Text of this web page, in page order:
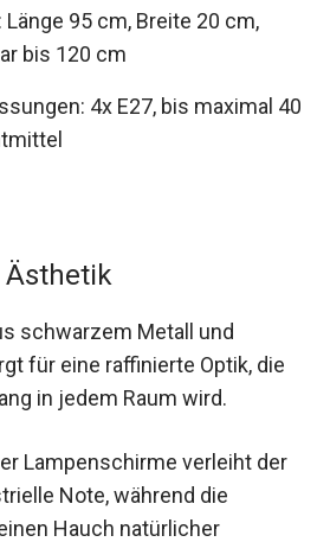
95 cm, Breite 20 cm,
bis 120 cm
4x E27, bis maximal 40
Ästhetik
schwarzem Metall und
für eine raffinierte Optik, die
in jedem Raum wird.
Lampenschirme verleiht der
Note, während die
Hauch natürlicher